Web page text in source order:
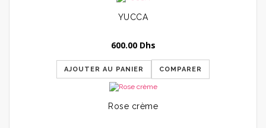
YUCCA
600.00 Dhs
AJOUTER AU PANIER COMPARER
Rose crème